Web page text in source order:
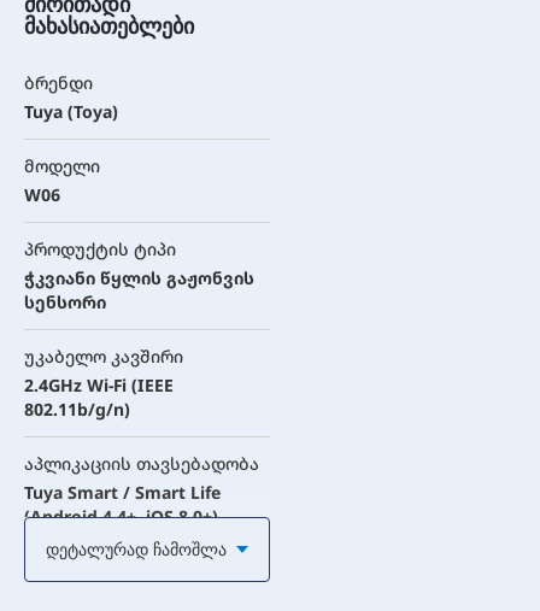
მახასიათებლები
ბრენდი
Tuya (Toya)
მოდელი
W06
პროდუქტის ტიპი
ჭკვიანი წყლის გაჟონვის
სენსორი
უკაბელო კავშირი
2.4GHz Wi-Fi (IEEE
802.11b/g/n)
აპლიკაციის თავსებადობა
Tuya Smart / Smart Life
(Android 4.4+, iOS 8.0+)
Დეტალურად Ჩამოშლა